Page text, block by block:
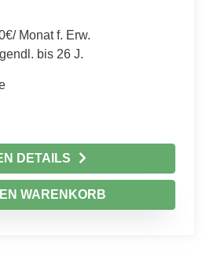
Monat f. Erw.
bis 26 J.
DETAILS
WARENKORB